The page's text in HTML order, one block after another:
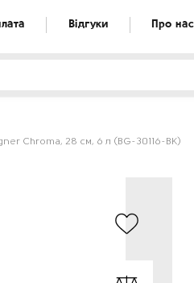
Відгуки Про нас
Chroma, 28 см, 6 л (BG-30116-BK)